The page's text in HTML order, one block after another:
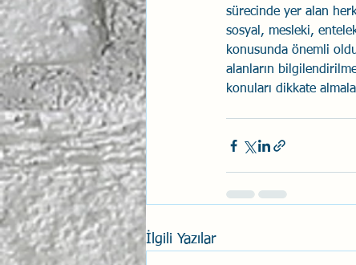
sürecinde yer alan
sosyal, mesleki,
konusunda önemli
alanların
konuları dikkate
İlgili Yazılar